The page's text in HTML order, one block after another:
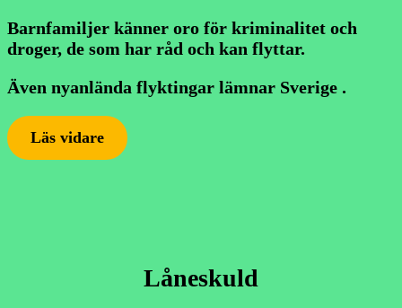
Barnfamiljer känner oro för kriminalitet och
droger, de som har råd och kan flyttar.
Även nyanlända flyktingar lämnar Sverige .
Läs vidare
Låneskuld